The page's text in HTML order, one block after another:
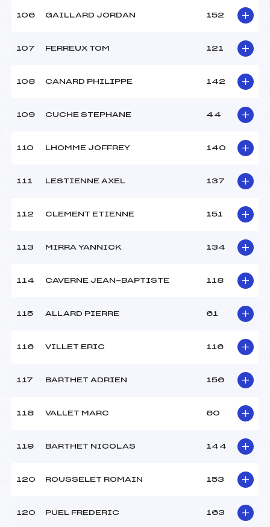
106 GAILLARD JORDAN 152
107 FERREUX TOM 121
108 CANARD PHILIPPE 142
109 CUCHE STEPHANE 44
110 LHOMME JOFFREY 140
111 LESTIENNE AXEL 137
112 CLEMENT ETIENNE 151
113 MIRRA YANNICK 134
114 CAVERNE JEAN-BAPTISTE 118
115 ALLARD PIERRE 61
116 VILLET ERIC 116
117 BARTHET ADRIEN 156
118 VALLET MARC 60
119 BARTHET NICOLAS 144
120 ROUSSELET ROMAIN 153
120 PUEL FREDERIC 163